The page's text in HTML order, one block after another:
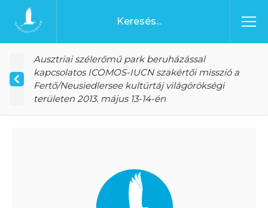
Ugrás a tartalomhoz
Főoldal
Ausztriai szélerőmű park beruházással
kapcsolatos ICOMOS-IUCN szakértői misszió a
Fertő/Neusiedlersee kultúrtáj világörökségi
területen 2013. május 13-14-én